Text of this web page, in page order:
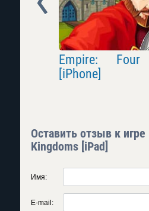
Empire: Four
[iPhone]
Оставить отзыв к
Kingdoms [iPad]
Имя:
E-mail: